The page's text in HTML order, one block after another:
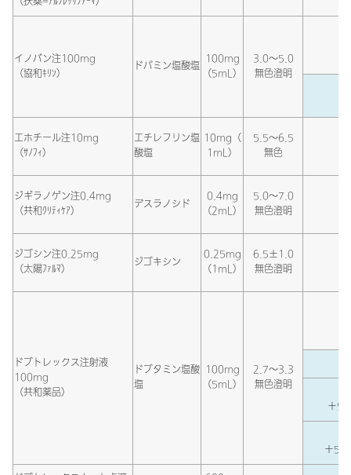
イノバン注100mg
（協和ｷﾘﾝ）
ドパミン塩酸塩 100mg
（5mL）
3.0～5.0
無色澄明
エホチール注10mg
（ｻﾉﾌｨ）
エチレフリン塩
酸塩
10mg（
1mL）
5.5～6.5
無色
ジギラノゲン注0.4mg
（共和ｸﾘﾃｨｹｱ）
デスラノシド
0.4mg
（2mL）
5.0～7.0
無色澄明
ジゴシン注0.25mg
（太陽ﾌｧﾙﾏ）
ジゴキシン
0.25mg
（1mL）
6.5±1.0
無色澄明
ドブトレックス注射液
100mg
（共和薬品）
ドブタミン塩酸
塩
100mg
（5mL）
2.7～3.3
無色澄明
＋5
＋5